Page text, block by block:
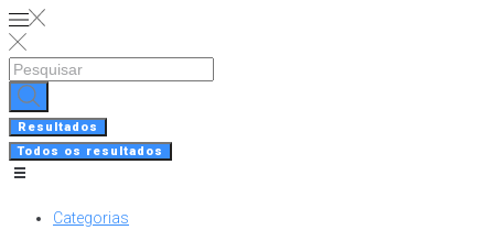
Skip
to
content
Search
Resultados
Todos os resultados
Categorias